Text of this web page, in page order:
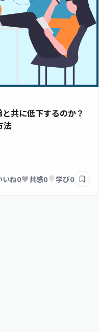
と共に低下するのか？
法
いね0 共感0 学び0